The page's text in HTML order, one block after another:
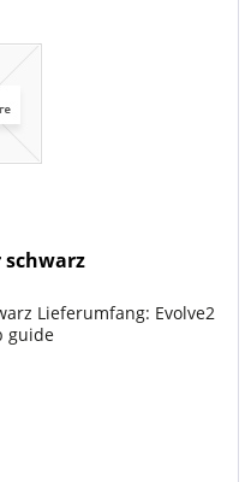
schwarz
Lieferumfang: Evolve2
guide